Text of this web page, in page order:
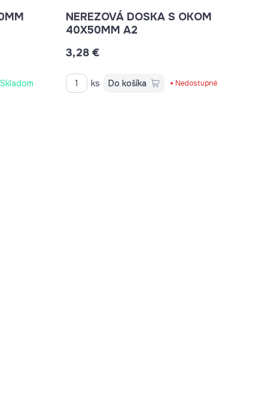
Skladom
NEREZOVÁ DOSKA S OKOM
40X50MM A2
3,28 €
ks Do košíka Nedostupné